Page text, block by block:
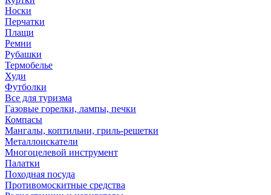
Носки
Перчатки
Плащи
Ремни
Рубашки
Термобелье
Худи
Футболки
Все для туризма
Газовые горелки, лампы, печки
Компасы
Мангалы, коптильни, гриль-решетки
Металлоискатели
Многоцелевой инструмент
Палатки
Походная посуда
Противомоскитные средства